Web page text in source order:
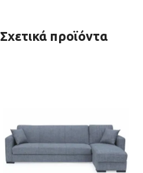
Σχετικά προϊόντα